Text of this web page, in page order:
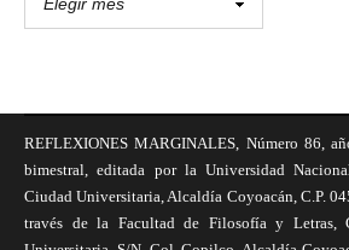
REFLEXIONES MARGINALES, Número 86,
bimestral, editada por la Universidad
Ciudad Universitaria, Alcaldía Coyoacán, C.P.
través de la Facultad de Filosofía y Letras,